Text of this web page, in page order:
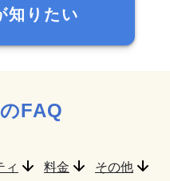
知りたい
FAQ
ィ 料金 その他